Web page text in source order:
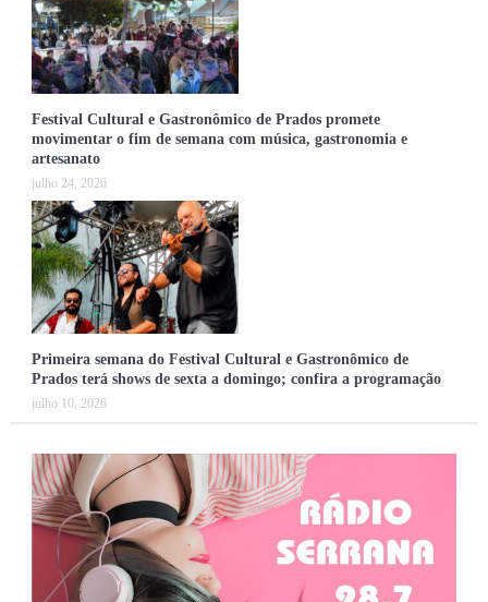
Festival Cultural e Gastronômico de Prados promete
movimentar o fim de semana com música, gastronomia e
artesanato
julho 24, 2026
Primeira semana do Festival Cultural e Gastronômico de
Prados terá shows de sexta a domingo; confira a programação
julho 10, 2026